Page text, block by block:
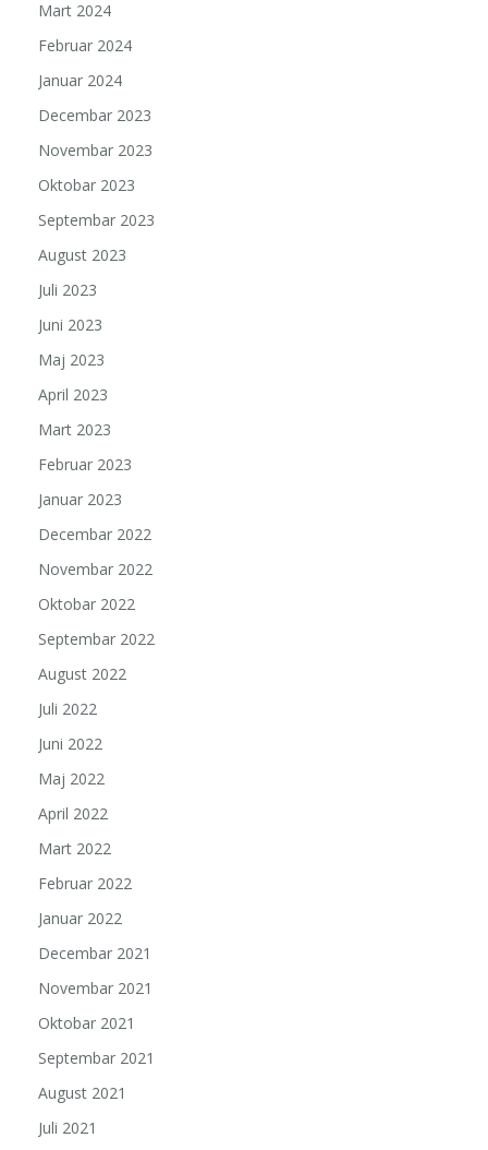
Mart 2024
Februar 2024
Januar 2024
Decembar 2023
Novembar 2023
Oktobar 2023
Septembar 2023
August 2023
Juli 2023
Juni 2023
Maj 2023
April 2023
Mart 2023
Februar 2023
Januar 2023
Decembar 2022
Novembar 2022
Oktobar 2022
Septembar 2022
August 2022
Juli 2022
Juni 2022
Maj 2022
April 2022
Mart 2022
Februar 2022
Januar 2022
Decembar 2021
Novembar 2021
Oktobar 2021
Septembar 2021
August 2021
Juli 2021